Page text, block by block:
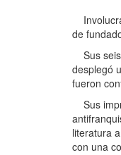
de
Sus seis
desplegó
fueron
Sus
literatura
con una